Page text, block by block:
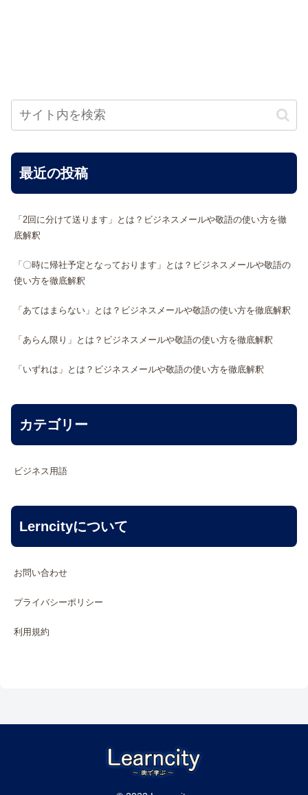
最近の投稿
「2回に分けて送ります」とは？ビジネスメールや敬語の使い方を徹
底解釈
「〇時に帰社予定となっております」とは？ビジネスメールや敬語の
使い方を徹底解釈
「あてはまらない」とは？ビジネスメールや敬語の使い方を徹底解釈
「あらん限り」とは？ビジネスメールや敬語の使い方を徹底解釈
「いずれは」とは？ビジネスメールや敬語の使い方を徹底解釈
カテゴリー
ビジネス用語
Lerncityについて
お問い合わせ
プライバシーポリシー
利用規約